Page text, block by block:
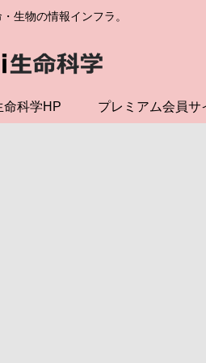
生物の情報インフラ。
命科学HP プレミアム会員サ